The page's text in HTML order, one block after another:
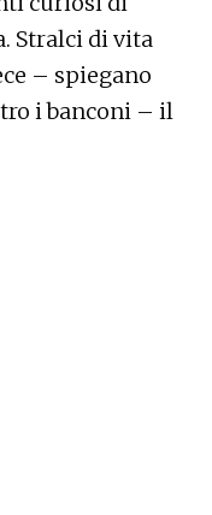
Stralci di vita
– spiegano
i banconi – il